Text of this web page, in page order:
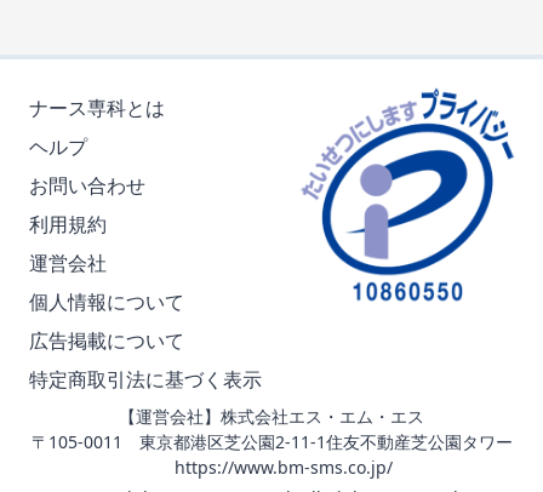
ナース専科とは
ヘルプ
お問い合わせ
利用規約
運営会社
個人情報について
広告掲載について
特定商取引法に基づく表示
【運営会社】株式会社エス・エム・エス
〒105-0011 東京都港区芝公園2-11-1住友不動産芝公園タワー
https://www.bm-sms.co.jp/